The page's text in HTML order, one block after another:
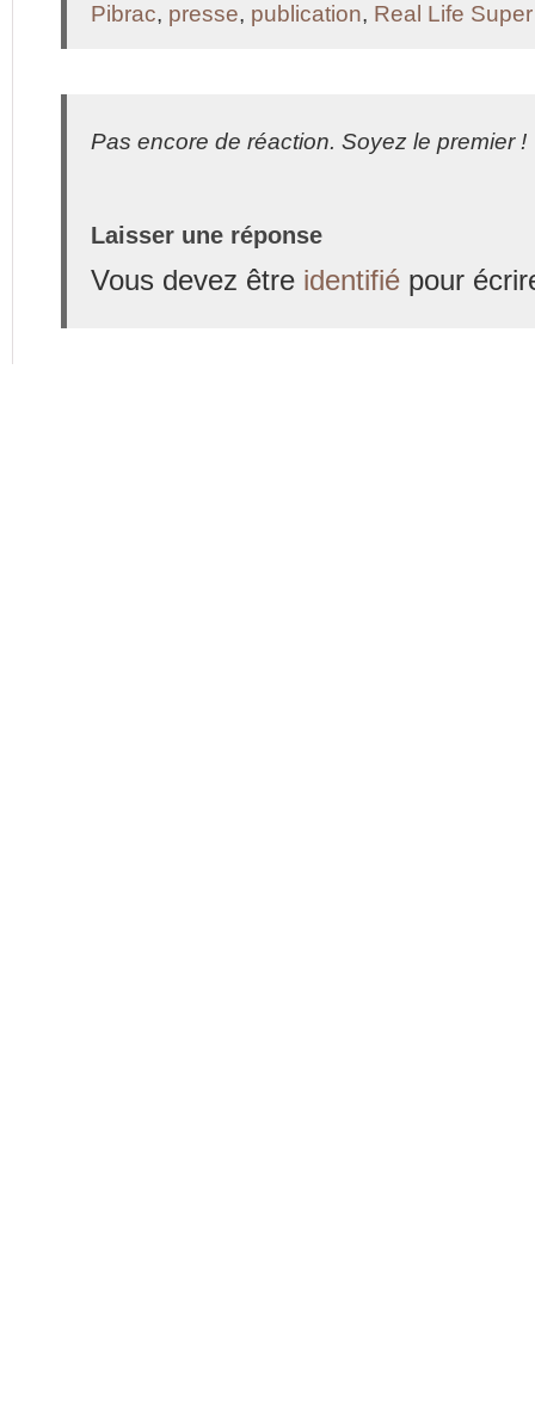
Pibrac, presse, publication, Real Life
Pas encore de réaction. Soyez le premier !
Laisser une réponse
Vous devez être identifié pour